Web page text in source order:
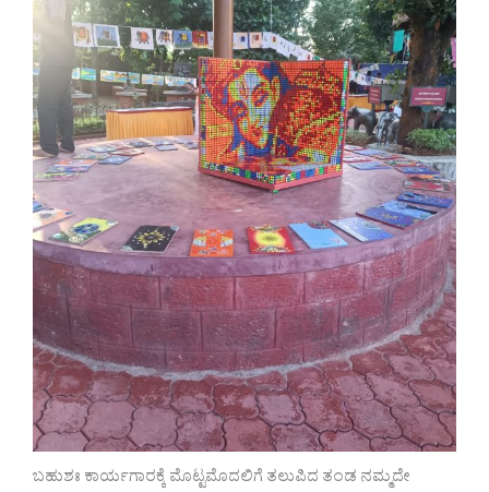
ಬಹುಶಃ ಕಾರ್ಯಗಾರಕ್ಕೆ ಮೊಟ್ಟಮೊದಲಿಗೆ ತಲುಪಿದ ತಂಡ ನಮ್ಮದೇ